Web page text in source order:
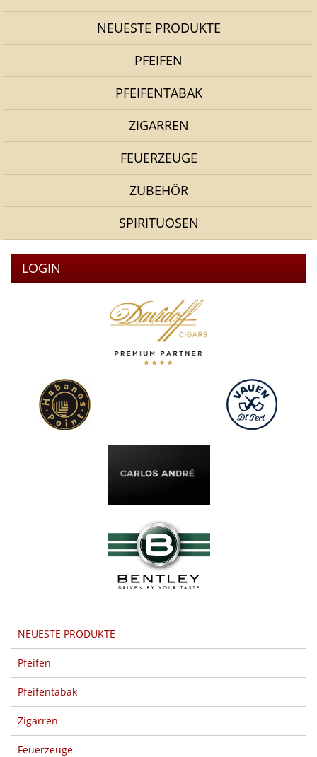
NEUESTE PRODUKTE
PFEIFEN
PFEIFENTABAK
ZIGARREN
FEUERZEUGE
ZUBEHÖR
SPIRITUOSEN
LOGIN
NEUESTE PRODUKTE
Pfeifen
Pfeifentabak
Zigarren
Feuerzeuge